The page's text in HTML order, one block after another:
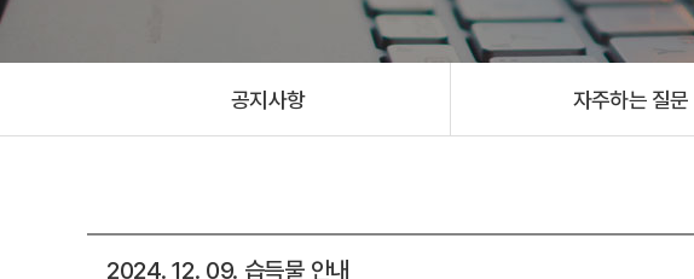
공지사항 자주하는 질문
2024. 12. 09. 습득물 안내